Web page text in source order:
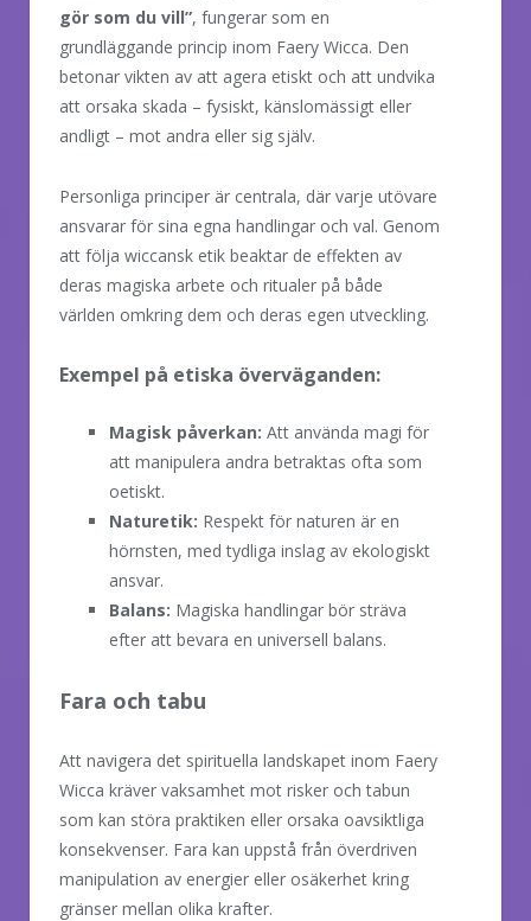
gör som du vill”, fungerar som en
grundläggande princip inom Faery Wicca. Den
betonar vikten av att agera etiskt och att undvika
att orsaka skada – fysiskt, känslomässigt eller
andligt – mot andra eller sig själv.
Personliga principer är centrala, där varje utövare
ansvarar för sina egna handlingar och val. Genom
att följa wiccansk etik beaktar de effekten av
deras magiska arbete och ritualer på både
världen omkring dem och deras egen utveckling.
Exempel på etiska överväganden:
Magisk påverkan: Att använda magi för
att manipulera andra betraktas ofta som
oetiskt.
Naturetik: Respekt för naturen är en
hörnsten, med tydliga inslag av ekologiskt
ansvar.
Balans: Magiska handlingar bör sträva
efter att bevara en universell balans.
Fara och tabu
Att navigera det spirituella landskapet inom Faery
Wicca kräver vaksamhet mot risker och tabun
som kan störa praktiken eller orsaka oavsiktliga
konsekvenser. Fara kan uppstå från överdriven
manipulation av energier eller osäkerhet kring
gränser mellan olika krafter.